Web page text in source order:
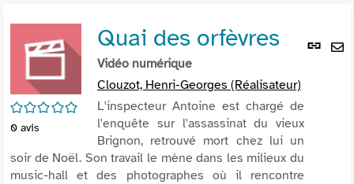
Lien
/5
0 avis
Quai des orfèvres
Vidéo numérique
Clouzot, Henri-Georges (Réalisateur)
L'inspecteur Antoine est chargé de
l'enquête sur l'assassinat du vieux
Brignon, retrouvé mort chez lui un
soir de Noël. Son travail le mène dans les milieux du
music-hall et des photographes où il rencontre